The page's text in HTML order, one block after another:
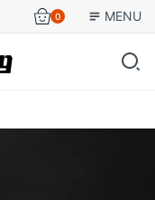
0 MENU